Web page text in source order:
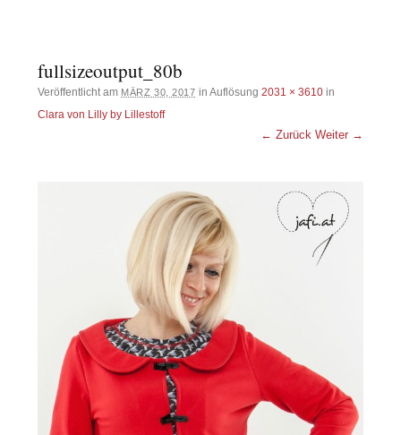
fullsizeoutput_80b
Veröffentlicht am MÄRZ 30, 2017 in Auflösung 2031 × 3610in
Clara von Lilly by Lillestoff
← Zurück Weiter →